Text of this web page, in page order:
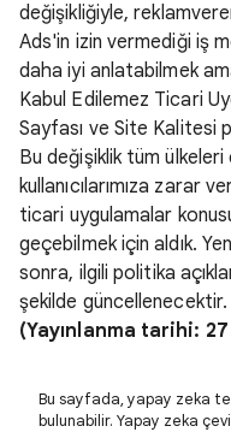
değişikliğiyle,
Ads'in izin vermediği iş
daha iyi anlatabilmek
Kabul Edilemez Ticari
Sayfası ve Site Kalitesi
Bu değişiklik tüm
kullanıcılarımıza zarar
ticari uygulamalar
geçebilmek için aldık.
sonra, ilgili politika
şekilde güncellenecektir.
(Yayınlanma tarihi:
Bu sayfada, yapay zeka
bulunabilir. Yapay zeka